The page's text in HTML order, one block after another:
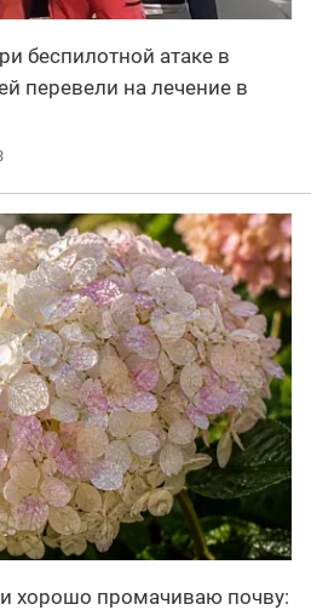
беспилотной атаке в
перевели на лечение в
хорошо промачиваю почву: